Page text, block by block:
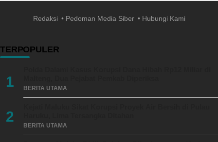
Redaksi Pedoman Media Siber Hubungi Kami
TERPOPULER
1 BERITA UTAMA
2
BERITA UTAMA